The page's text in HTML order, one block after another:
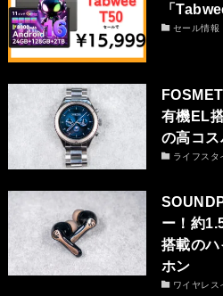
「
セール情報
有機EL
の高コ
ライフスタ
ー！約
搭載の
ホン
ワイヤレス